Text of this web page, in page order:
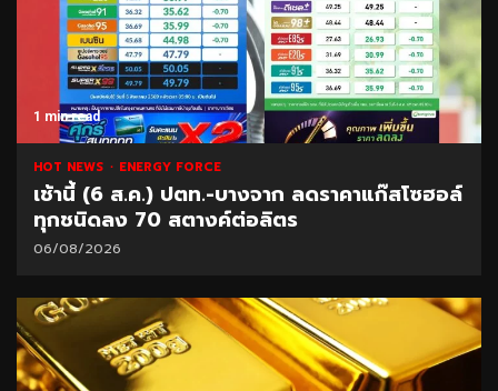
1 min read
HOT NEWS ENERGY FORCE
เช้านี้ (6 ส.ค.) ปตท.-บางจาก ลดราคาแก๊สโซฮอล์
ทุกชนิดลง 70 สตางค์ต่อลิตร
06/08/2026